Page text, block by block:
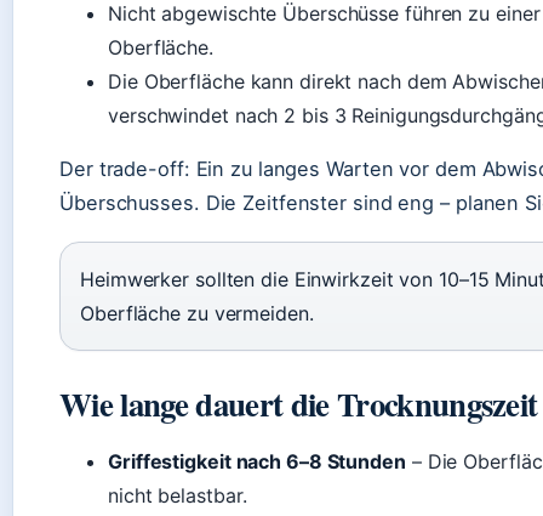
Nicht abgewischte Überschüsse führen zu
Oberfläche.
Die Oberfläche kann direkt nach dem
verschwindet nach 2 bis 3
Der trade-off: Ein zu langes Warten vor dem
Überschusses. Die Zeitfenster sind eng – planen
Heimwerker sollten die Einwirkzeit von 10–15
Oberfläche zu vermeiden.
Wie lange dauert die
Griffestigkeit nach 6–8 Stunden – Die
nicht belastbar.